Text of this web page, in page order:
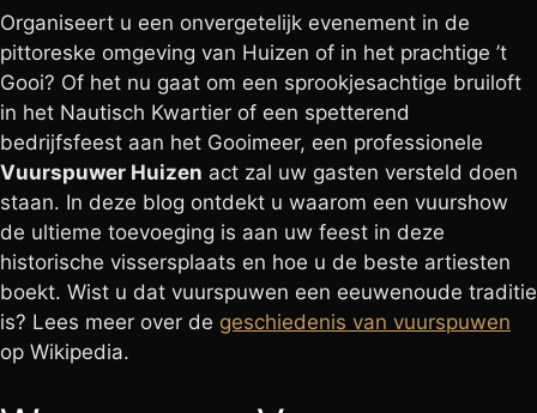
Organiseert u een onvergetelijk evenement in de
pittoreske omgeving van Huizen of in het prachtige ’t
Gooi? Of het nu gaat om een sprookjesachtige bruiloft
in het Nautisch Kwartier of een spetterend
bedrijfsfeest aan het Gooimeer, een professionele
Vuurspuwer Huizen act zal uw gasten versteld doen
staan. In deze blog ontdekt u waarom een vuurshow
de ultieme toevoeging is aan uw feest in deze
historische vissersplaats en hoe u de beste artiesten
boekt. Wist u dat vuurspuwen een eeuwenoude traditie
is? Lees meer over de geschiedenis van vuurspuwen
op Wikipedia.